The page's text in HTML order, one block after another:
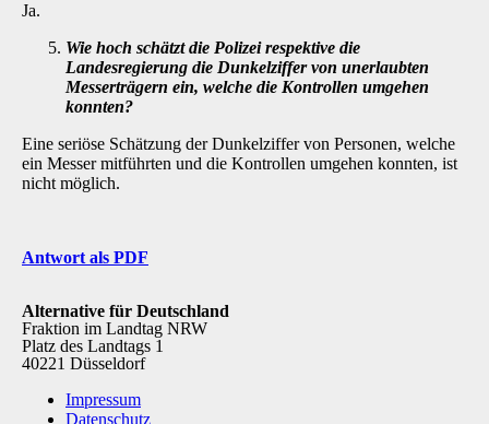
Ja.
Wie hoch schätzt die Polizei respektive die
Landesregierung die Dunkelziffer von unerlaubten
Messerträgern ein, welche die Kontrollen umgehen
konnten?
Eine seriöse Schätzung der Dunkelziffer von Personen, welche
ein Messer mitführten und die Kontrollen umgehen konnten, ist
nicht möglich.
Antwort als PDF
Alternative für Deutschland
Fraktion im Landtag NRW
Platz des Landtags 1
40221 Düsseldorf
Impressum
Datenschutz